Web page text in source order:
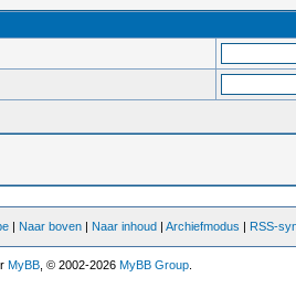
| Naar boven | Naar inhoud |Archiefmodus | RSS-
MyBB , © 2002-2026MyBB Group